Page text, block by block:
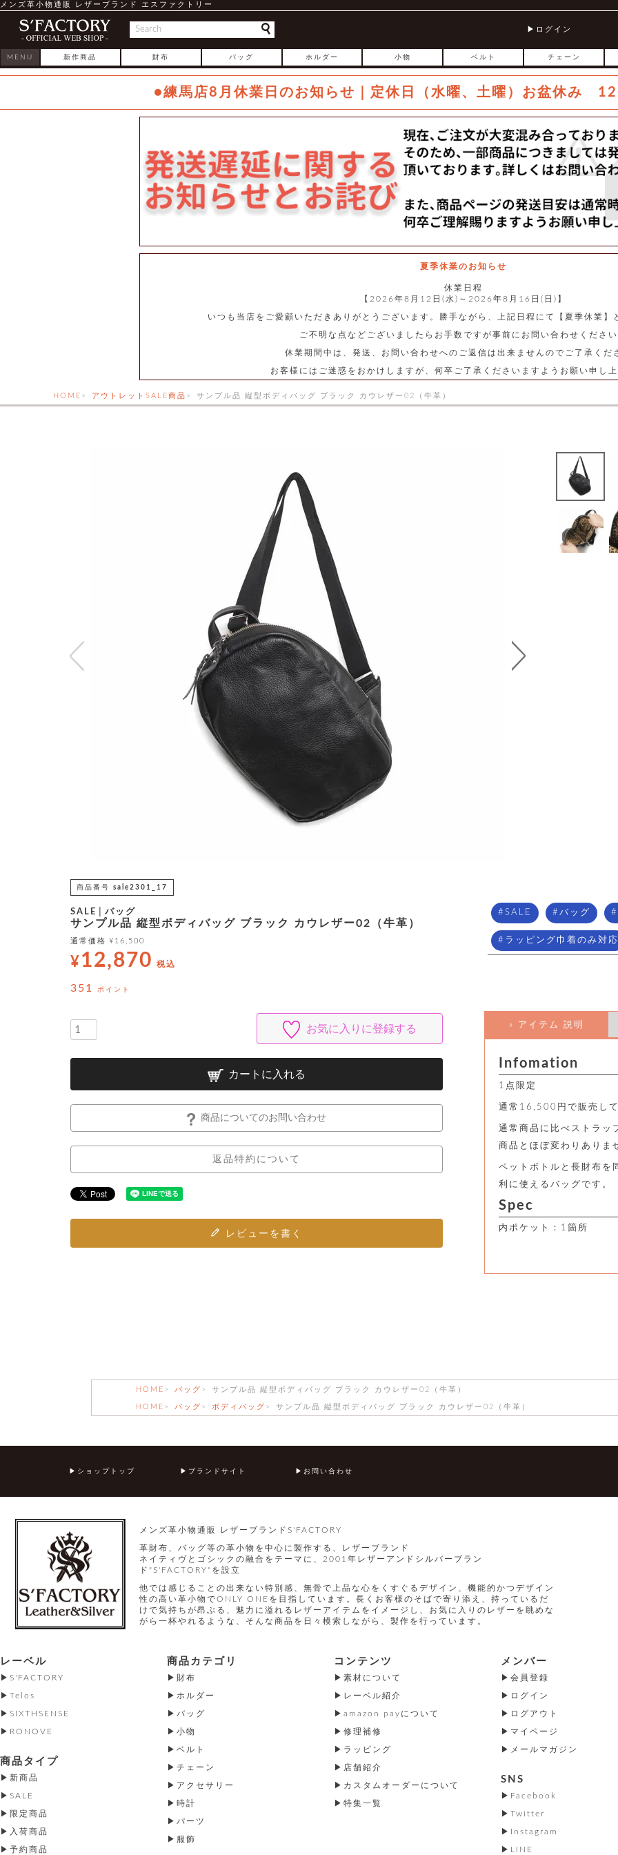
メンズ革小物通販 レザーブランド エスファクトリー
ログイン
MENU 新作商品 財布 バッグ ホルダー 小物 ベルト チェーン
●練馬店8月休業日のお知らせ｜定休日（水曜、土曜）お盆休み 12
夏季休業のお知らせ
休業日程
【2026年8月12日(水)～2026年8月16日(日)】
いつも当店をご愛顧いただきありがとうございます。勝手ながら、上記日程にて【夏季休業】
ご不明な点などございましたらお手数ですが事前にお問い合わせください
休業期間中は、発送、お問い合わせへのご返信は出来ませんのでご了承くだ
お客様にはご迷惑をおかけしますが、何卒ご了承くださいますようお願い申し上
HOME アウトレットSALE商品 サンプル品 縦型ボディバッグ ブラック カウレザー02（牛革）
商品番号 sale2301_17
SALE│バッグ
サンプル品 縦型ボディバッグ ブラック カウレザー02（牛革）
通常価格 ¥ 16,500
¥ 12,870 税込
351 ポイント
お気に入りに登録する
カートに入れる
商品についてのお問い合わせ
返品特約について
レビューを書く
SALE バッグ
ラッピング巾着のみ対応
» アイテム 説明
Infomation
1点限定
通常16,500円で販売し
通常商品に比べストラッ
商品とほぼ変わりありま
ペットボトルと長財布を
利に使えるバッグです。
Spec
内ポケット：1箇所
HOME バッグ サンプル品 縦型ボディバッグ ブラック カウレザー02（牛革）
HOME バッグ ボディバッグ サンプル品 縦型ボディバッグ ブラック カウレザー02（牛革）
ショップトップ ブランドサイト お問い合わせ
メンズ革小物通販 レザーブランドS'FACTORY
革財布、バッグ等の革小物を中心に製作する、レザーブランド
ネイティヴとゴシックの融合をテーマに、2001年レザーアンドシルバーブラン
ド"S'FACTORY"を設立
他では感じることの出来ない特別感、無骨で上品な心をくすぐるデザイン、機能的かつデザイン
性の高い革小物でONLY ONEを目指しています。長くお客様のそばで寄り添え、持っているだ
けで気持ちが昂ぶる、魅力に溢れるレザーアイテムをイメージし、お気に入りのレザーを眺めな
がら一杯やれるような、そんな商品を日々模索しながら、製作を行っています。
レーベル
S'FACTORY
Telos
SIXTHSENSE
RONOVE
商品タイプ
新商品
SALE
限定商品
入荷商品
予約商品
商品カテゴリ
財布
ホルダー
バッグ
小物
ベルト
チェーン
アクセサリー
時計
パーツ
服飾
コンテンツ
素材について
レーベル紹介
amazon payについて
修理補修
ラッピング
店舗紹介
カスタムオーダーについて
特集一覧
メンバー
会員登録
ログイン
ログアウト
マイページ
メールマガジン
SNS
Facebook
Twitter
Instagram
LINE